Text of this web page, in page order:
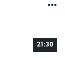
21:30